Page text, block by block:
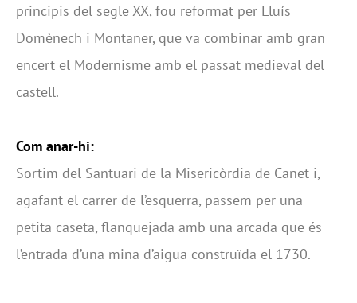
principis del segle XX, fou reformat per Lluís
Domènech i Montaner, que va combinar amb gran
encert el Modernisme amb el passat medieval del
castell.
Com anar-hi:
Sortim del Santuari de la Misericòrdia de Canet i,
agafant el carrer de l’esquerra, passem per una
petita caseta, flanquejada amb una arcada que és
l’entrada d’una mina d’aigua construïda el 1730.